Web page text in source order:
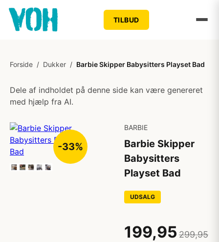
TILBUD
Forside / Dukker / Barbie Skipper Babysitters Playset Bad
Dele af indholdet på denne side kan være genereret
med hjælp fra AI.
-33%
BARBIE
Barbie Skipper
Babysitters
Playset Bad
UDSALG
199,95 299,95